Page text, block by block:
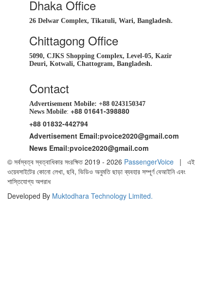
Dhaka Office
26 Delwar Complex, Tikatuli, Wari, Bangladesh.
Chittagong Office
5090, CJKS Shopping Complex, Level-05, Kazir
Deuri, Kotwali, Chattogram, Bangladesh.
Contact
Advertisement Mobile: +88 0243150347
News Mobile: +88 01641-398880
+88 01832-442794
Advertisement Email:pvoice2020@gmail.com
News Email:pvoice2020@gmail.com
© সর্বস্বত্ব স্বত্বাধিকার সংরক্ষিত 2019 - 2026 PassengerVoice | এই
ওয়েবসাইটের কোনো লেখা, ছবি, ভিডিও অনুমতি ছাড়া ব্যবহার সম্পূর্ণ বেআইনি এবং
শাস্তিযোগ্য অপরাধ
Developed By Muktodhara Technology Limited.